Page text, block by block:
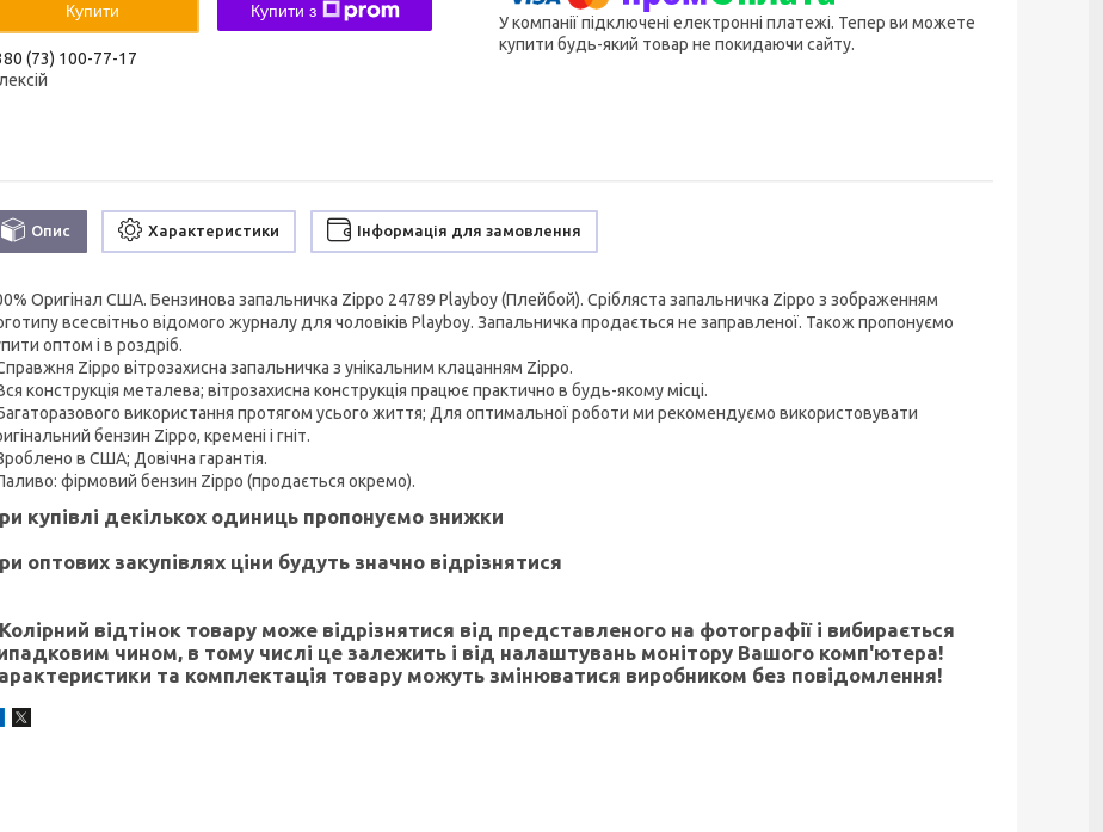
Купити Купити з
(73) 100-77-17
У компанії підключені електронні платежі. Тепер ви можете
купити будь-який товар не покидаючи сайту.
Опис Характеристики Інформація для замовлення
Оригінал США. Бензинова запальничка Zippo 24789 Playboy (Плейбой). Срібляста запальничка Zippo з зображенням
всесвітньо відомого журналу для чоловіків Playboy. Запальничка продається не заправленої. Також пропонуємо
оптом і в роздріб.
Zippo вітрозахисна запальничка з унікальним клацанням Zippo.
конструкція металева; вітрозахисна конструкція працює практично в будь-якому місці.
використання протягом усього життя; Для оптимальної роботи ми рекомендуємо використовувати
бензин Zippo, кремені і гніт.
в США; Довічна гарантія.
фірмовий бензин Zippo (продається окремо).
купівлі декількох одиниць пропонуємо знижки
оптових закупівлях ціни будуть значно відрізнятися
відтінок товару може відрізнятися від представленого на фотографії і вибирається
чином, в тому числі це залежить і від налаштувань монітору Вашого комп'ютера!
та комплектація товару можуть змінюватися виробником без повідомлення!